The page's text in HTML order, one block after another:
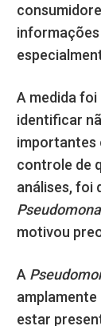
informações
A medida
identificar
importantes
controle de
análises, foi
motivou
A
estar